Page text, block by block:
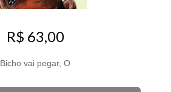
R$ 63,00
Bicho vai pegar, O